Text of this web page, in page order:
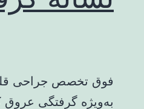
فوق تخصص جراحی
به‌ویژه گرفتگی